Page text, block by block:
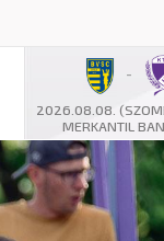
-
2026.08.08.
MERKANTIL